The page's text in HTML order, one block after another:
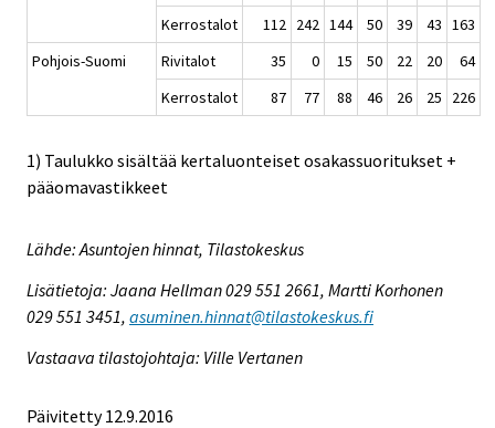
Kerrostalot
112 242 144 50 39 43 163
Pohjois-Suomi
Rivitalot 35 0 15 50 22 20
64
Kerrostalot
87 77 88 46 26 25 226
1) Taulukko sisältää kertaluonteiset osakassuoritukset +
pääomavastikkeet
Lähde: Asuntojen hinnat, Tilastokeskus
Lisätietoja: Jaana Hellman 029 551 2661, Martti Korhonen
029 551 3451, asuminen.hinnat@tilastokeskus.fi
Vastaava tilastojohtaja: Ville Vertanen
Päivitetty 12.9.2016